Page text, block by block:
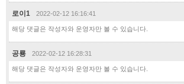
로이1 2022-02-12 16:16:41
해당 댓글은 작성자와 운영자만 볼 수 있습니다.
공룡 2022-02-12 16:28:31
해당 댓글은 작성자와 운영자만 볼 수 있습니다.